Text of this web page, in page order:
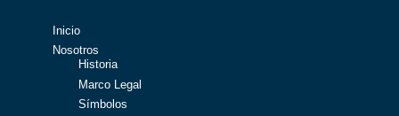
Inicio
Nosotros
Historia
Marco Legal
Símbolos